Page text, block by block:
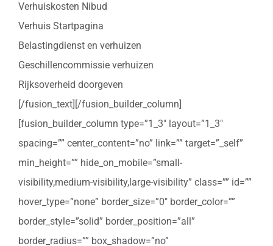
Verhuiskosten Nibud
Verhuis Startpagina
Belastingdienst en verhuizen
Geschillencommissie verhuizen
Rijksoverheid doorgeven
[/fusion_text][/fusion_builder_column]
[fusion_builder_column type=”1_3″ layout=”1_3″
spacing=”” center_content=”no” link=”” target=”_self”
min_height=”” hide_on_mobile=”small-
visibility,medium-visibility,large-visibility” class=”” id=””
hover_type=”none” border_size=”0″ border_color=””
border_style=”solid” border_position=”all”
border_radius=”” box_shadow=”no”